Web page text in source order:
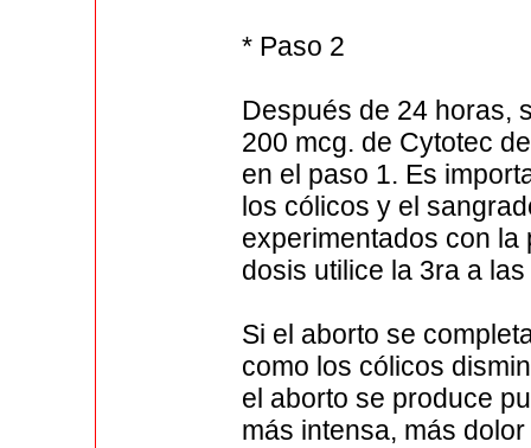
* Paso 2
Después de 24 horas,
200 mcg. de Cytotec
en el paso 1. Es
los cólicos y el
experimentados con
dosis utilice la 3ra a
Si el aborto se
como los cólicos
el aborto se produce
más intensa, más